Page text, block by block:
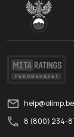
8 (800) 234-